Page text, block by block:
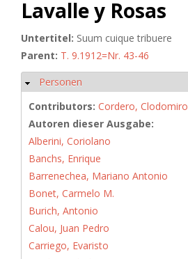
Lavalle y Rosas
Untertitel: Suum cuique tribuere
Parent: T. 9.1912=Nr. 43-46
Hide
Personen
Contributors: Cordero, Clodomiro
Autoren dieser Ausgabe:
Alberini, Coriolano
Banchs, Enrique
Barrenechea, Mariano Antonio
Bonet, Carmelo M.
Burich, Antonio
Calou, Juan Pedro
Carriego, Evaristo